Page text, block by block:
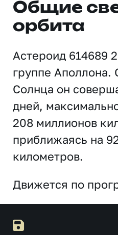
Общие
орбита
Астероид 614689
группе Аполлона.
Солнца он
дней,
208 миллионов
приближаясь на
километров.
Движется по